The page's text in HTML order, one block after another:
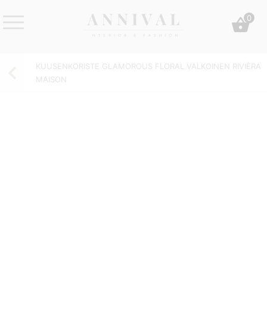
muoti
&
sisustusverkkokauppa
0
KUUSENKORISTE GLAMOROUS FLORAL VALKOINEN RIVIÈRA
MAISON